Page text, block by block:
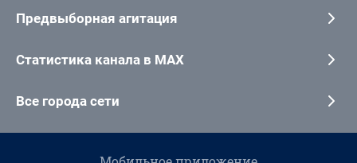
Предвыборная агитация
Статистика канала в MAX
Все города сети